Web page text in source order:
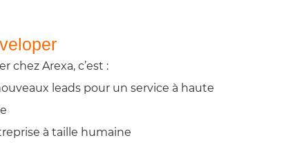
chez Arexa, c’est :
leads pour un service à haute
à taille humaine